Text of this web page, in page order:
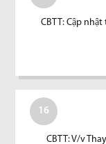
CBTT: Cập
16
CBTT: V/v